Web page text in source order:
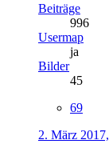
Beiträge
996
Usermap
ja
Bilder
45
69
2. März